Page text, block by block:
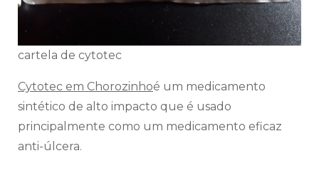
cartela de cytotec
Cytotec em Chorozinhoé um medicamento
sintético de alto impacto que é usado
principalmente como um medicamento eficaz
anti-úlcera.